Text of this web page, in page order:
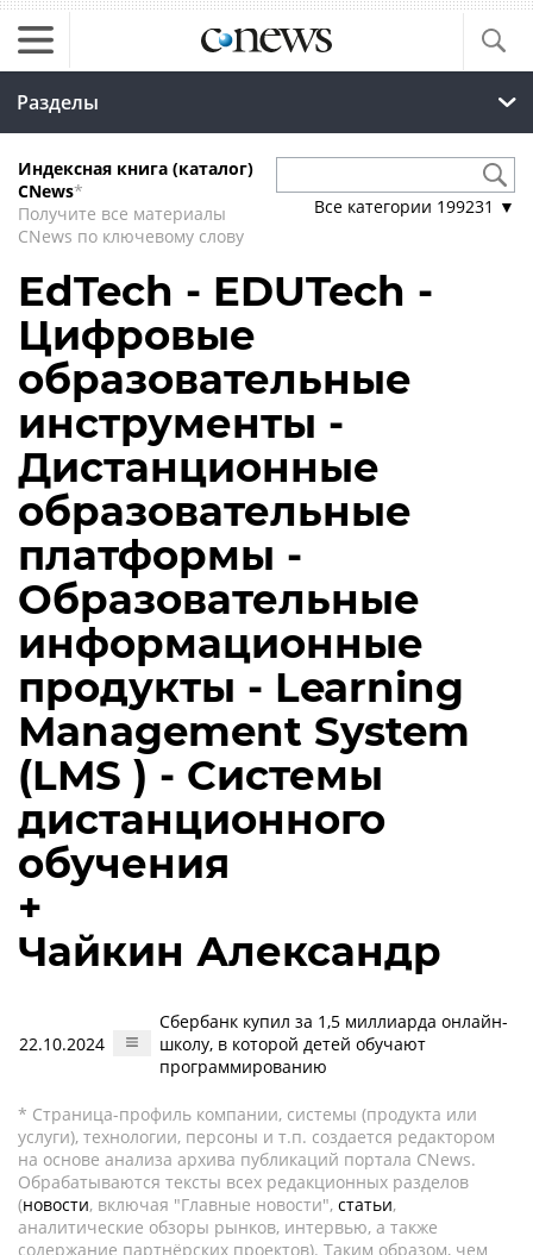
Разделы
Индексная книга (каталог)
CNews*
Получите все материалы
CNews по ключевому слову
Все категории 199231 ▼
EdTech - EDUTech -
Цифровые
образовательные
инструменты -
Дистанционные
образовательные
платформы -
Образовательные
информационные
продукты - Learning
Management System
(LMS ) - Системы
дистанционного
обучения
+
Чайкин Александр
22.10.2024
Сбербанк купил за 1,5 миллиарда онлайн-
школу, в которой детей обучают
программированию
* Страница-профиль компании, системы (продукта или
услуги), технологии, персоны и т.п. создается редактором
на основе анализа архива публикаций портала CNews.
Обрабатываются тексты всех редакционных разделов
(новости, включая "Главные новости", статьи,
аналитические обзоры рынков, интервью, а также
содержание партнёрских проектов). Таким образом, чем